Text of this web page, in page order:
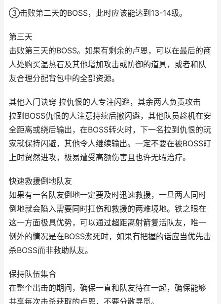
③击败第二天的BOSS，此时应该能达到13-14级。
第三天
击败第三天的BOSS。如果有剩余的卢恩，可以在最后的商
人处购买温热石及其他增加攻击或防御的道具，或者和队
友合理分配背包中的全部资源。
其他入门诀窍 拉仇恨的人专注闪避，其余两人负责攻击
拉到BOSS仇恨的人注意持续后撤闪避，其他队员趁机在安
全距离或绕后输出，在BOSS转火时，下一名拉到仇恨的玩
家就保持闪避，其他令人继续输出。一定不要在被BOSS盯
上时贸然进攻，极易遭受高额伤害且也许无暇治疗。
快速救援倒地队友
如果有一名队友倒地一定要及时迅速救援，一旦两人同时
倒地就会陷入需要同时扛伤和救援的两难境地。铁之眼在
这一方面极具优势，可以通过超距离射箭复活队友，唯一
例外的情况是在BOSS濒死时，如果有把握的话应当优先击
杀BOSS而非救助队友。
保持队伍集合
在整个出击的期间，确保一直和队友待在一起，确保能够
共享每次击杀获取的卢恩，不要分散寻觅。